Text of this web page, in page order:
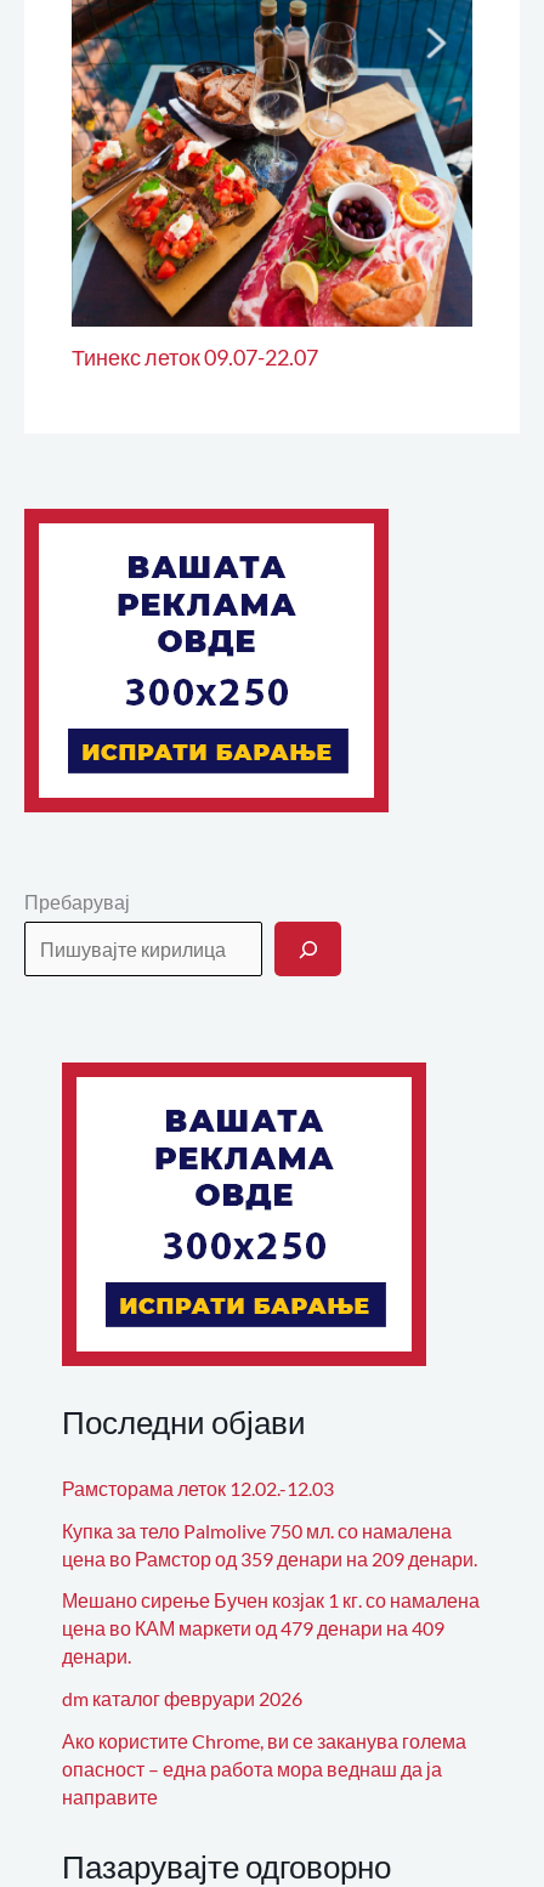
Тинекс леток 09.07-22.07
Пребарувај
Последни објави
Рамсторама леток 12.02.-12.03
Купка за тело Palmolive 750 мл. со намалена
цена во Рамстор од 359 денари на 209 денари.
Мешано сирење Бучен козјак 1 кг. со намалена
цена во КАМ маркети од 479 денари на 409
денари.
dm каталог февруари 2026
Ако користите Chrome, ви се заканува голема
опасност – една работа мора веднаш да ја
направите
Пазарувајте одговорно